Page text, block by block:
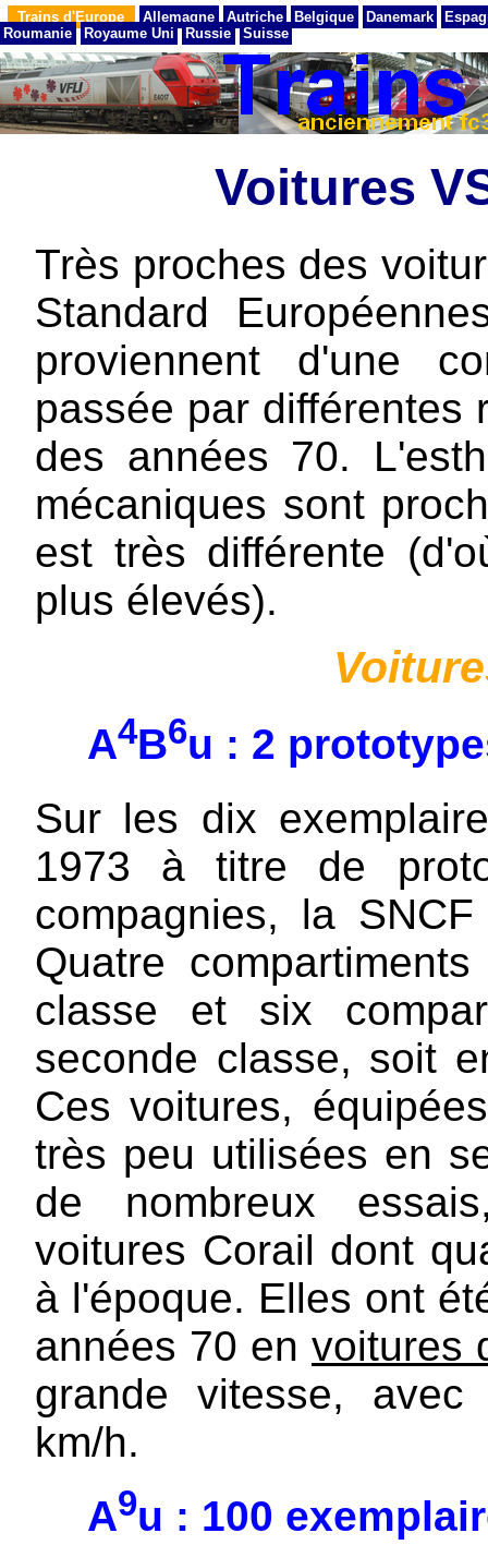
Trains d'Europe Allemagne Autriche Belgique Danemark
Roumanie
Royaume Uni Russie Suisse
Voitures
Très proches des
Standard
proviennent d'une
passée par différentes
des années 70.
mécaniques sont
est très différente
plus élevés).
A4B6u : 2
Sur les dix
1973 à titre de
compagnies, la
Quatre
classe et six
seconde classe, soit
Ces voitures,
très peu utilisées en
de nombreux
voitures Corail dont
à l'époque. Elles ont
années 70 en voitures
grande vitesse,
km/h.
A9u : 100